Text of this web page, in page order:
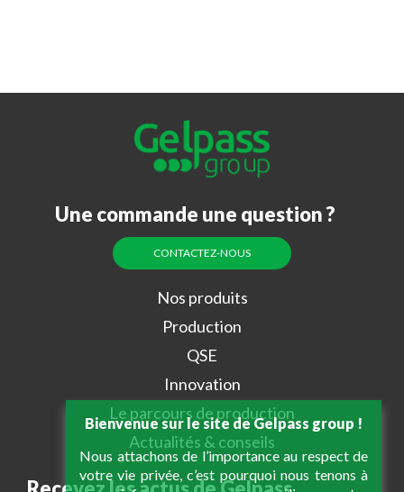
Bienvenue sur le site de Gelpass group !
Nous attachons de l’importance au respect de
votre vie privée, c’est pourquoi nous tenons à
Une commande une question ?
CONTACTEZ-NOUS
Nos produits
Production
QSE
Innovation
Le parcours de production
Actualités & conseils